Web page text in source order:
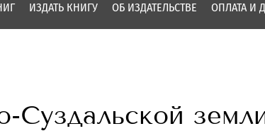
ИЗДАТЬ КНИГУ ОБ ИЗДАТЕЛЬСТВЕ ОПЛАТА И
Суздальской